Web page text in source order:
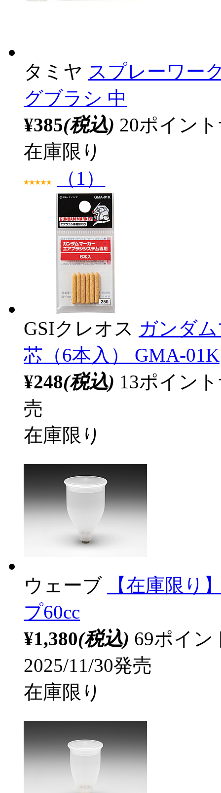
タミヤ スプレーワー
グブラシ 中
¥385(税込) 20ポイン
在庫限り
（1）
GSIクレオス ガンダ
芯（6本入） GMA-01K
¥248(税込) 13ポイン
売
在庫限り
ウェーブ
【在庫限り
プ60cc
¥1,380(税込) 69ポイ
2025/11/30発売
在庫限り